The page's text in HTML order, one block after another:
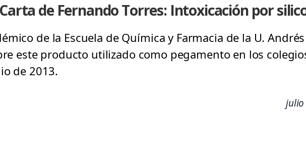
de Fernando Torres: Intoxicación por
de la Escuela de Química y Farmacia de la U.
este producto utilizado como pegamento en los
de 2013.
julio